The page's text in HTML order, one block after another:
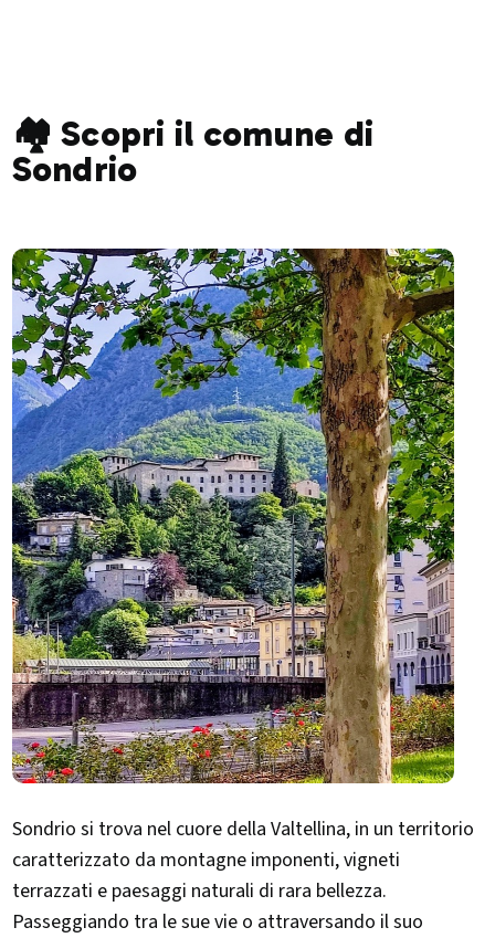
🏘️ Scopri il comune di
Sondrio
Sondrio si trova nel cuore della Valtellina, in un territorio
caratterizzato da montagne imponenti, vigneti
terrazzati e paesaggi naturali di rara bellezza.
Passeggiando tra le sue vie o attraversando il suo